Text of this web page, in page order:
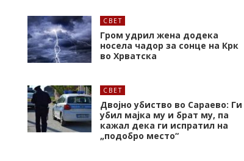
СВЕТ
Гром удрил жена додека
носела чадор за сонце на Крк
во Хрватска
СВЕТ
Двојно убиство во Сараево: Ги
убил мајка му и брат му, па
кажал дека ги испратил на
„подобро место“